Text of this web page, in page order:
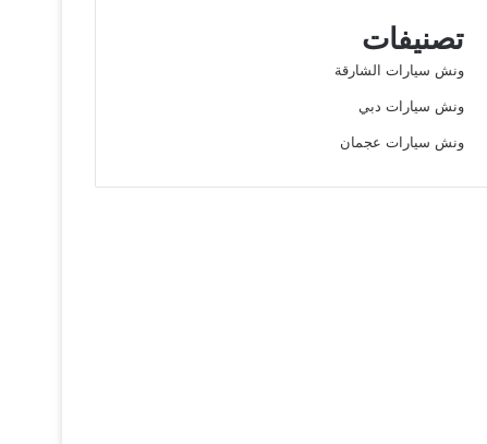
تصنيفات
ونش سيارات الشارقة
ونش سيارات دبي
ونش سيارات عجمان